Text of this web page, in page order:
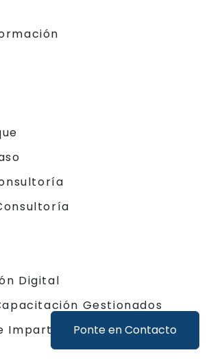
Ponte en Contacto
Digital
Gestionados
Impartición de Capacitación